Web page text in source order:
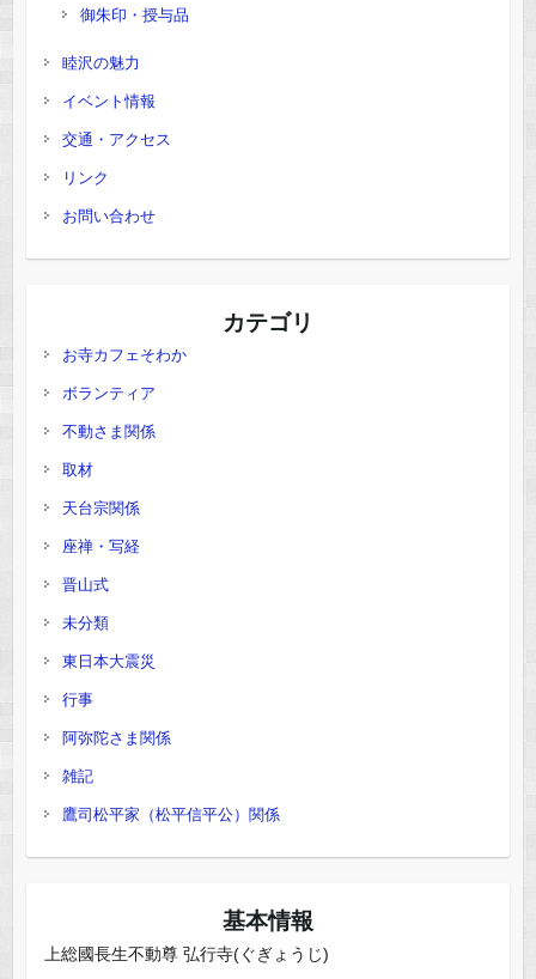
御朱印・授与品
睦沢の魅力
イベント情報
交通・アクセス
リンク
お問い合わせ
カテゴリ
お寺カフェそわか
ボランティア
不動さま関係
取材
天台宗関係
座禅・写経
晋山式
未分類
東日本大震災
行事
阿弥陀さま関係
雑記
鷹司松平家（松平信平公）関係
基本情報
上総國長生不動尊 弘行寺(ぐぎょうじ)